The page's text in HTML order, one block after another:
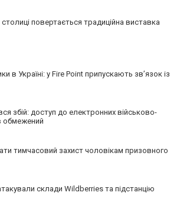
повертається традиційна виставка
в Україні: у Fire Point припускають зв’язок із
збій: доступ до електронних військово-
обмежений
тимчасовий захист чоловікам призовного
склади Wildberries та підстанцію